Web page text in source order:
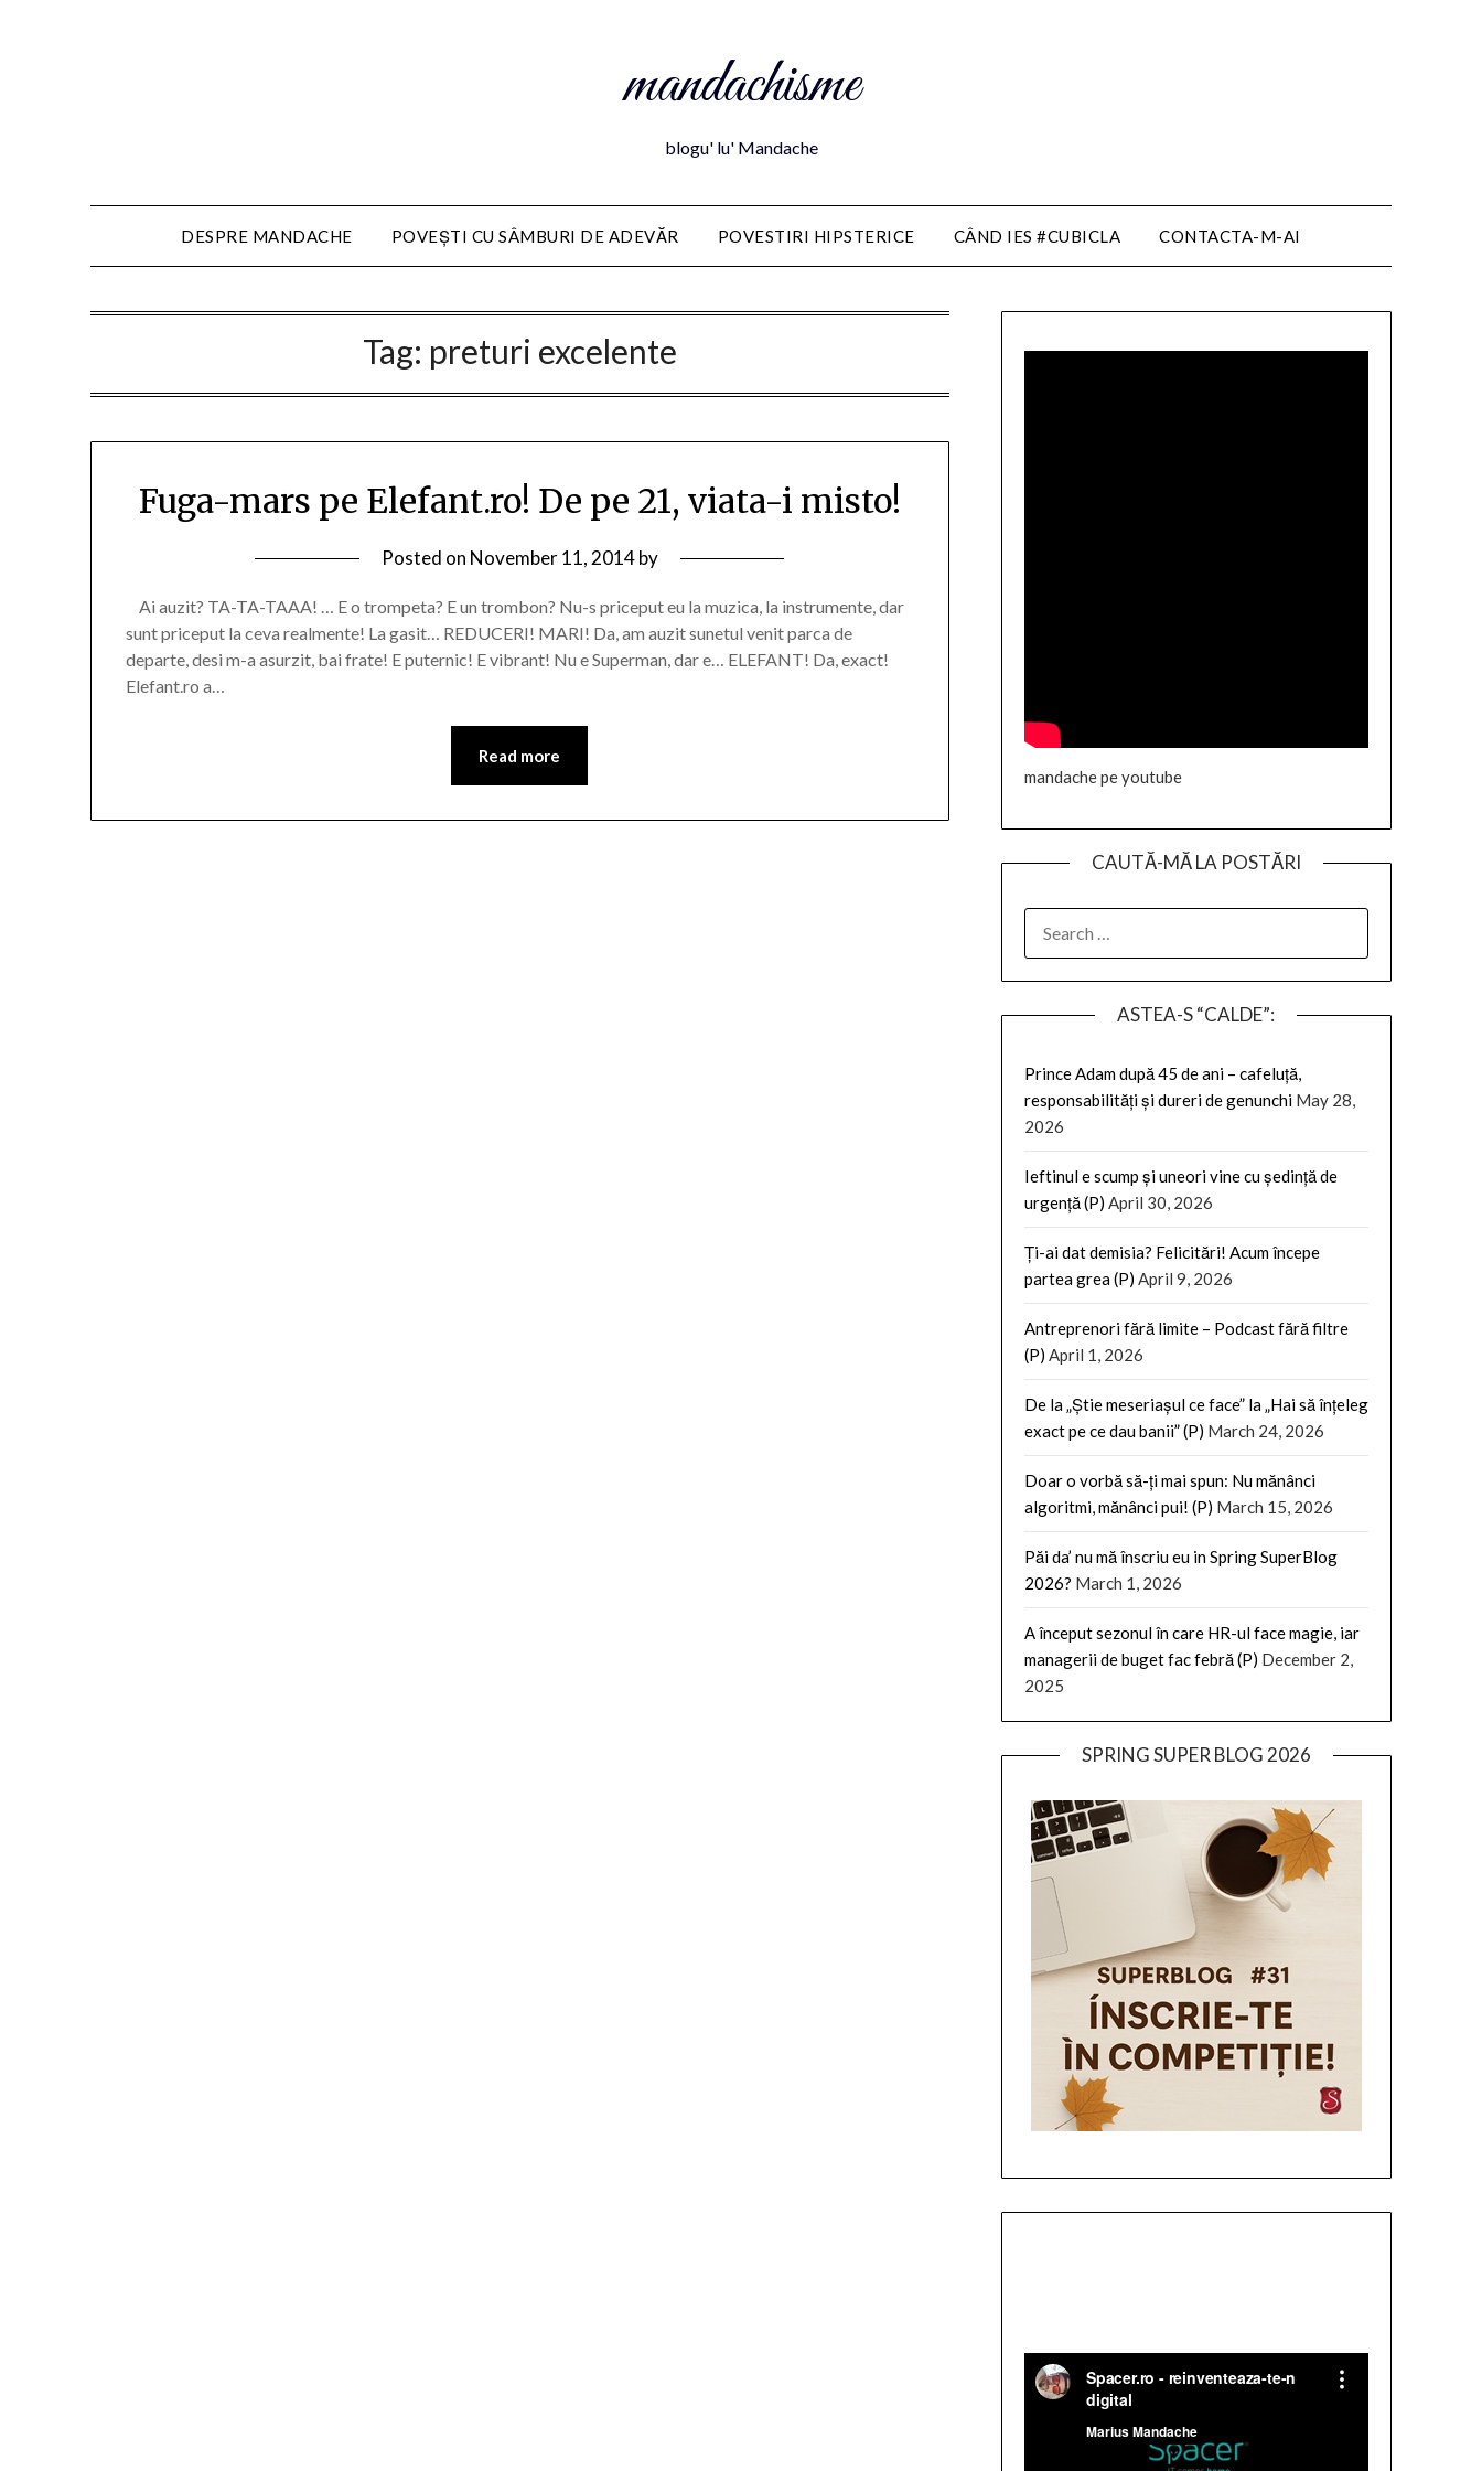
mandachisme
blogu' lu' Mandache
DESPRE MANDACHE POVEȘTI CU SÂMBURI DE ADEVĂR POVESTIRI HIPSTERICE CÂND IES #CUBICLA CONTACTA-M-AI
Tag: preturi excelente
Fuga-mars pe Elefant.ro! De pe 21, viata-i misto!
Posted on November 11, 2014by
Ai auzit? TA-TA-TAAA! … E o trompeta? E un trombon? Nu-s priceput eu la muzica, la instrumente, dar
sunt priceput la ceva realmente! La gasit… REDUCERI! MARI! Da, am auzit sunetul venit parca de
departe, desi m-a asurzit, bai frate! E puternic! E vibrant! Nu e Superman, dar e… ELEFANT! Da, exact!
Elefant.ro a…
Read more
mandache pe youtube
CAUTĂ-MĂ LA POSTĂRI
FOR:
ASTEA-S “CALDE”:
Prince Adam după 45 de ani – cafeluță,
responsabilități și dureri de genunchi May 28,
2026
Ieftinul e scump și uneori vine cu ședință de
urgență (P) April 30, 2026
Ți-ai dat demisia? Felicitări! Acum începe
partea grea (P) April 9, 2026
Antreprenori fără limite – Podcast fără filtre
(P) April 1, 2026
De la „Știe meseriașul ce face” la „Hai să înțeleg
exact pe ce dau banii” (P) March 24, 2026
Doar o vorbă să-ți mai spun: Nu mănânci
algoritmi, mănânci pui! (P) March 15, 2026
Păi da’ nu mă înscriu eu in Spring SuperBlog
2026? March 1, 2026
A început sezonul în care HR-ul face magie, iar
managerii de buget fac febră (P) December 2,
2025
SPRING SUPER BLOG 2026